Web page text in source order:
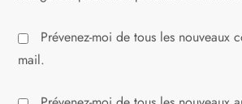
Prévenez-moi de tous les nouveaux
mail.